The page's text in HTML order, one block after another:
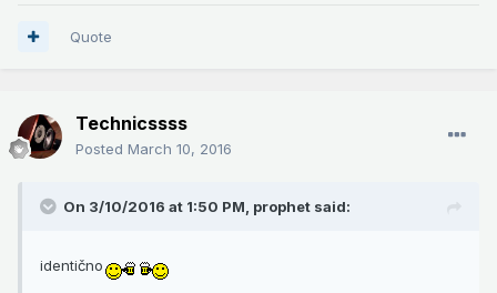
Quote
Technicssss
Posted March 10, 2016
On 3/10/2016 at 1:50 PM, prophet said:
identično